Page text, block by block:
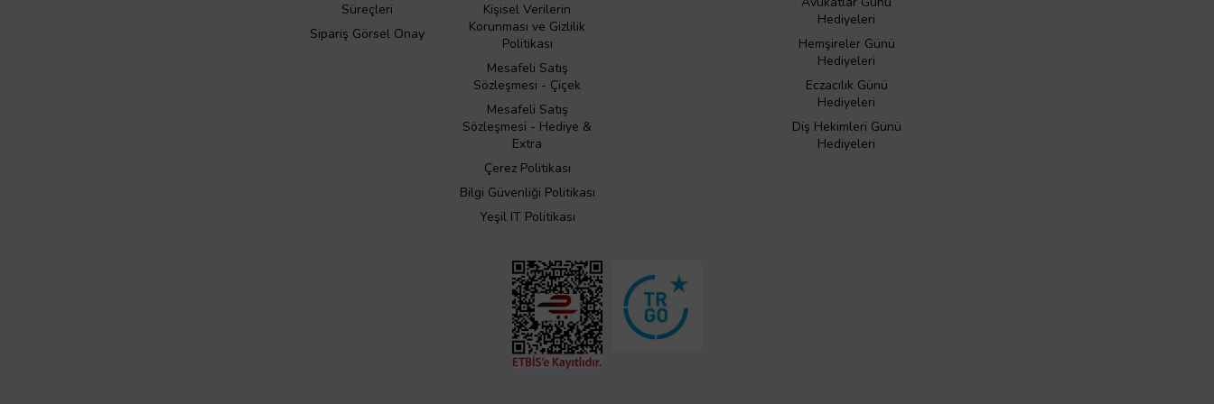
Süreçleri
Sipariş Görsel Onay
Kişisel Verilerin
Korunması ve Gizlilik
Politikası
Mesafeli Satış
Sözleşmesi - Çiçek
Mesafeli Satış
Sözleşmesi - Hediye &
Extra
Çerez Politikası
Bilgi Güvenliği Politikası
Yeşil IT Politikası
Hediyeleri
Hemşireler Günü
Hediyeleri
Eczacılık Günü
Hediyeleri
Diş Hekimleri Günü
Hediyeleri